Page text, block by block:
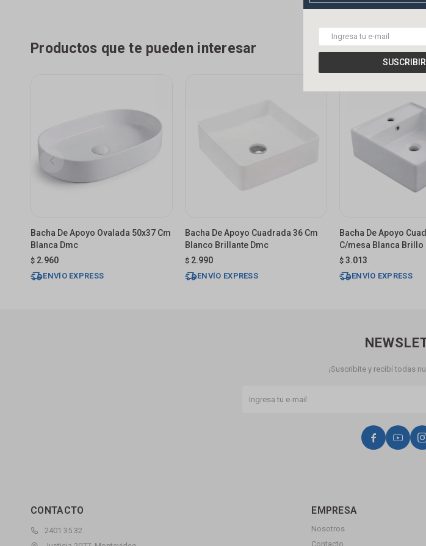
Productos que te pueden interesar
Bacha De Apoyo Ovalada 50x37 Cm
Blanca Dmc
$ 2.960
ENVÍO EXPRESS
Bacha De Apoyo Cuadrada 36 Cm
Blanco Brillante Dmc
$ 2.990
ENVÍO EXPRESS
Bacha De Apoyo
C/mesa Blanca Brillo
$ 3.013
ENVÍO EXPRESS
CONTACTO
2401 35 32
EMPRESA
Nosotros
Contacto
¡Suscribite y recibí todas
 